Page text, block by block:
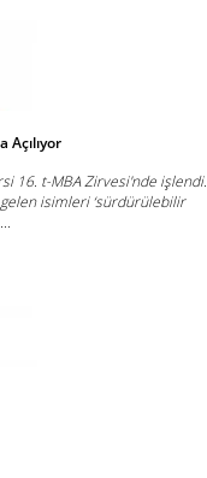
Açılıyor
16. t-MBA Zirvesi'nde işlendi.
isimleri ‘sürdürülebilir